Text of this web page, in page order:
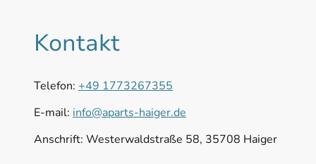
Kontakt
Telefon: +49 1773267355
E-mail: info@aparts-haiger.de
Anschrift: Westerwaldstraße 58, 35708 Haiger